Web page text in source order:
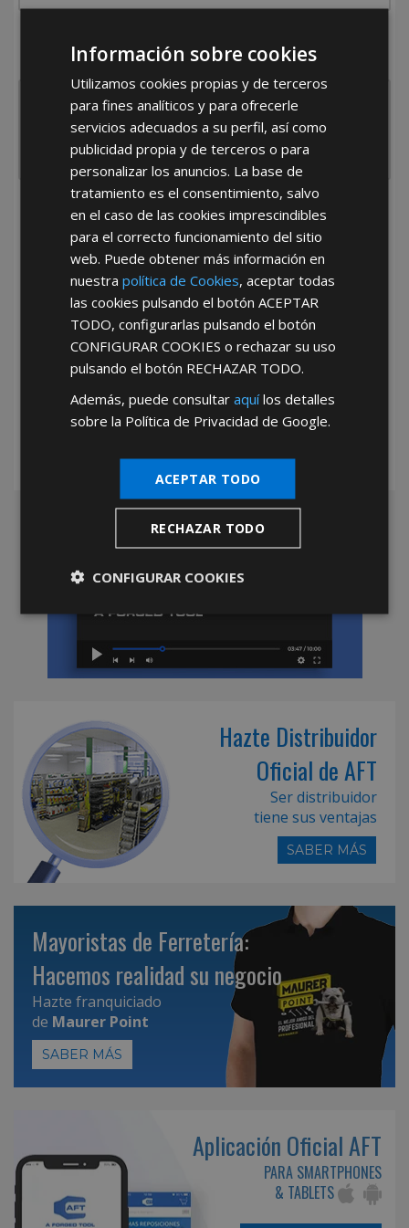
España
Portugal Otros
He leído y acepto laPolítica de Privacidad
*Abstenerse particulares, sólo venta a tiendas y empresas minoristas y
Hazte Distribuidor
Oficial de AFT
Ser distribuidor
tiene sus ventajas
SABER MÁS
Mayoristas de Ferretería:
Hacemos realidad su negocio
Hazte franquiciado
de Maurer Point
SABER MÁS
Aplicación Oficial AFT
PARA SMARTPHONES
& TABLETS
Información sobre cookies
Utilizamos cookies propias y de terceros
para fines analíticos y para ofrecerle
servicios adecuados a su perfil, así como
publicidad propia y de terceros o para
personalizar los anuncios. La base de
tratamiento es el consentimiento, salvo
en el caso de las cookies imprescindibles
para el correcto funcionamiento del sitio
web. Puede obtener más información en
nuestrapolítica de Cookies, aceptar todas
las cookies pulsando el botónACEPTAR
TODO, configurarlas pulsando el botón
CONFIGURAR COOKIES o rechazar su uso
pulsando el botón RECHAZAR TODO.
Además, puede consultaraquílos detalles
sobre la Política de Privacidad de Google.
ACEPTAR TODO
RECHAZAR TODO
CONFIGURAR COOKIES